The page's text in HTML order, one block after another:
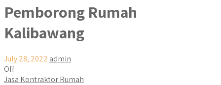
Pemborong Rumah
Kalibawang
July 28, 2022 admin
Off
Jasa Kontraktor Rumah